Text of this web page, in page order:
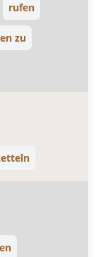
rufen
zu